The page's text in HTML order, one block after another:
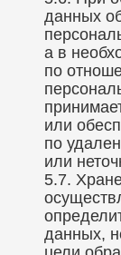
данных
а в
по
или
по
или
5.7.
данных,